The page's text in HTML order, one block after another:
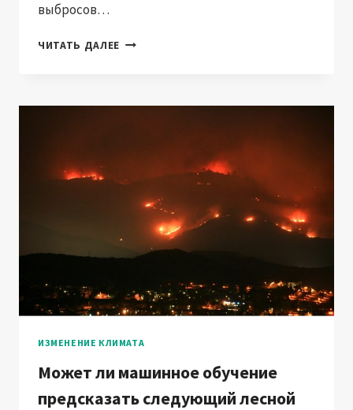
выбросов…
ЧИТАТЬ ДАЛЕЕ JBS,
ПРОИЗВОДИТЕЛЬ
НУЛЕВЫМ
ВЫБРОСАМ
ИЗМЕНЕНИЕ КЛИМАТА
Может ли машинное обучение
предсказать следующий лесной